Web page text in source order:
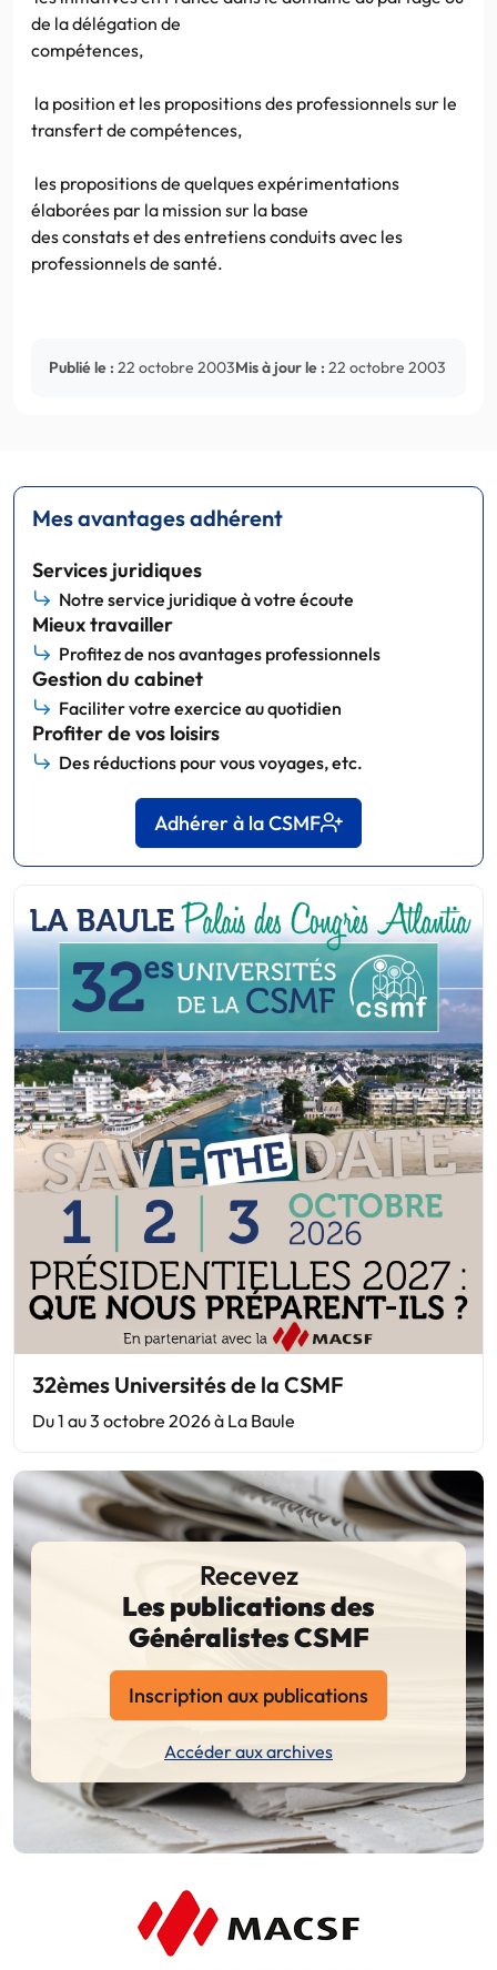
de la délégation de
compétences,
la position et les propositions des professionnels sur le
transfert de compétences,
les propositions de quelques expérimentations
élaborées par la mission sur la base
des constats et des entretiens conduits avec les
professionnels de santé.
Publié le : 22 octobre 2003Mis à jour le : 22 octobre 2003
Mes avantages adhérent
Services juridiques
Notre service juridique à votre écoute
Mieux travailler
Profitez de nos avantages professionnels
Gestion du cabinet
Faciliter votre exercice au quotidien
Profiter de vos loisirs
Des réductions pour vous voyages, etc.
Adhérer à la CSMF
32èmes Universités de la CSMF
Du 1 au 3 octobre 2026 à La Baule
Recevez
Les publications des
Généralistes CSMF
Inscription aux publications
Accéder aux archives